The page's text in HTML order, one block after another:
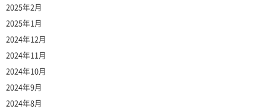
2025年2月
2025年1月
2024年12月
2024年11月
2024年10月
2024年9月
2024年8月